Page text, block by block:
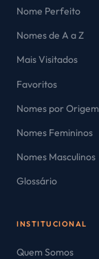
Nome Perfeito
Nomes de A a Z
Mais Visitados
Favoritos
Nomes por Origem
Nomes Femininos
Nomes Masculinos
Glossário
INSTITUCIONAL
Quem Somos